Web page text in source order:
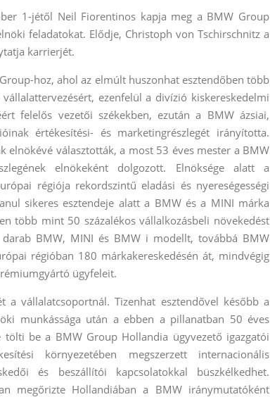
1-jétől Neil Fiorentinos kapja meg a BMW Group
feladatokat. Elődje, Christoph von Tschirschnitz a
karrierjét.
hoz, ahol az elmúlt huszonhat esztendőben több
ezenfelül a divízió kiskereskedelmi
felelős vezetői székekben, ezután a BMW ázsiai,
értékesítési- és marketingrészlegét irányította.
választották, a most 53 éves mester a BMW
elnökeként dolgozott. Elnöksége alatt a
régiója rekordszintű eladási és nyereségességi
sikeres esztendeje alatt a BMW és a MINI márka
több mint 50 százalékos vállalkozásbeli növekedést
BMW, MINI és BMW i modellt, továbbá BMW
régióban 180 márkakereskedésén át, mindvégig
ügyfeleit.
vállalatcsoportnál. Tizenhat esztendővel később a
munkássága után a ebben a pillanatban 50 éves
be a BMW Group Hollandia ügyvezető igazgatói
környezetében megszerzett internacionális
és beszállítói kapcsolatokkal büszkélkedhet.
megőrizte Hollandiában a BMW iránymutatóként